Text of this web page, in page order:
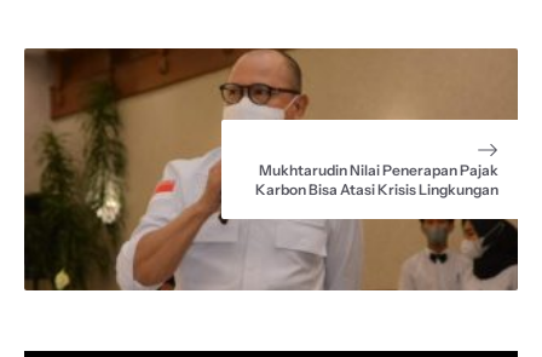
Mukhtarudin Nilai Penerapan Pajak
Karbon Bisa Atasi Krisis Lingkungan